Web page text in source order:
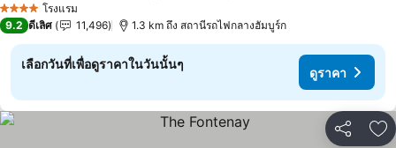
4 ดาว โรงแรม
9.2 ดีเลิศ 11,496 1.3 km ถึง สถานีรถไฟกลางฮัมบูร์ก
เลือกวันที่เพื่อดูราคาในวันนั้นๆ
ดูราคา
แชร์ เ